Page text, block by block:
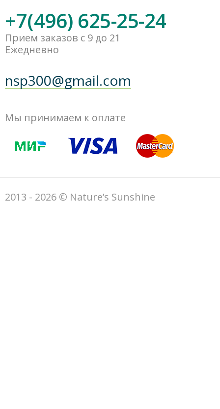
+7(496) 625-25-24
Прием заказов с 9 до 21
Ежедневно
nsp300@gmail.com
Мы принимаем к оплате
2013 - 2026 © Nature’s Sunshine